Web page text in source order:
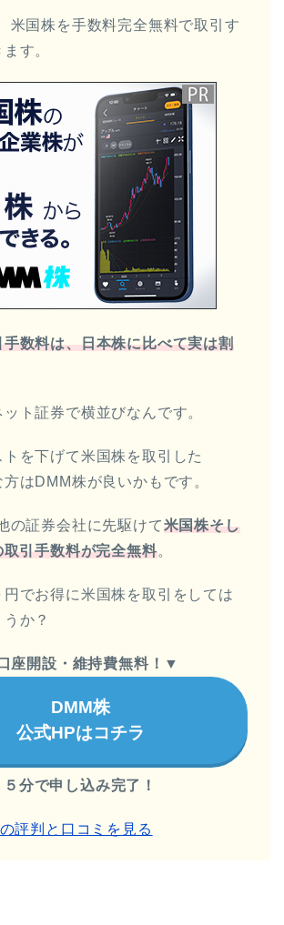
米国株を手数料完全無料で取引す
す。
数料は、日本株に比べて実は割
ト証券で横並びなんです。
を下げて米国株を取引した
はDMM株が良いかもです。
の証券会社に先駆けて米国株そし
引手数料が完全無料。
でお得に米国株を取引をしては
か？
口座開設・維持費無料！ ▼
DMM株
公式HPはコチラ
５分で申し込み完了！
評判と口コミを見る